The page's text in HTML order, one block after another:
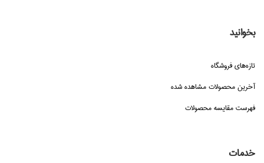
بخوانید
تازه‌هاي فروشگاه
آخرین محصولات مشاهده شده
فهرست مقایسه محصولات
خدمات